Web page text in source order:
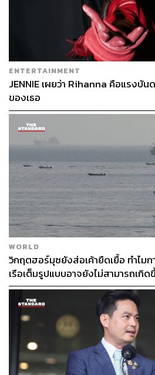
ENTERTAINMENT
JENNIE เผยว่า Rihanna คือแรงบั
ของเธอ
WORLD
วิกฤตฮอร์มุซยังส่อเค้ายืดเยื้อ ทำไมก
เรือเต็มรูปแบบอาจยังไม่สามารถเกิด